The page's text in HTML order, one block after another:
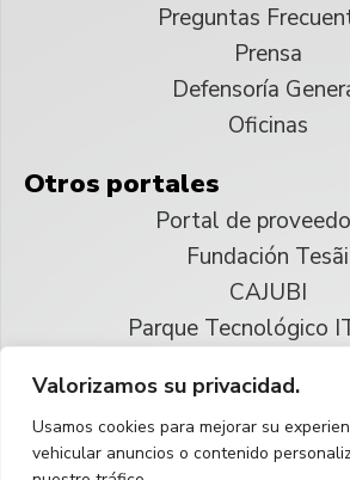
Valorizamos su privacidad.
Usamos cookies para mejorar su
vehicular anuncios o contenido
Preguntas
Prensa
Defensoría
Oficinas
Otros portales
Portal de
Fundación Tesãi
CAJUBI
Parque Tecnológico
Reservados todos los